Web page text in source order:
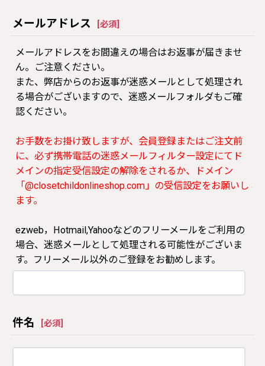
メールアドレス 必須
メールアドレスをお間違えの場合はお返事が届きませ
ん。ご注意ください。
また、弊店からのお返事が迷惑メールとして処理され
る場合がございますので、迷惑メールフォルダもご確
認ください。
お手数をお掛け致しますが、会員登録またはご注文前
に、必ず携帯電話の迷惑メールフィルター設定にてド
メインの指定受信設定の解除をされるか、ドメイン
「@closetchildonlineshop.com」の受信設定をお願いし
ます。
ezweb，Hotmail,Yahooなどのフリーメールをご利用の
場合、迷惑メールとして処理される可能性がございま
す。フリーメール以外のご登録をお勧めします。
件名 必須